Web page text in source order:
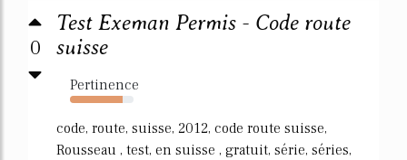
0
Test Exeman Permis - Code route
suisse
Pertinence
83%
code, route, suisse, 2012, code route suisse,
Rousseau , test, en suisse , gratuit, série, séries,